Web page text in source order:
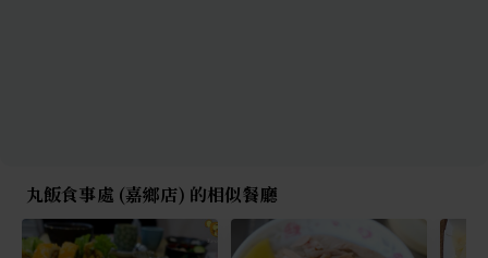
丸飯食事處 (嘉鄉店) 的相似餐廳